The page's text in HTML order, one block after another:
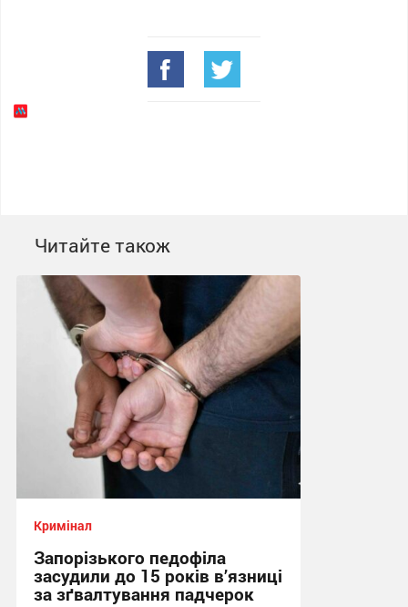
Читайте також
Кримінал
Запорізького педофіла
засудили до 15 років в’язниці
за зґвалтування падчерок